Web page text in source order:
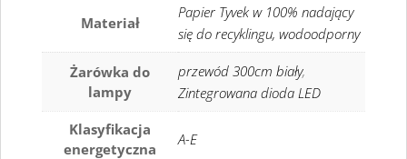
Materiał
Papier Tyvek w 100% nadający
się do recyklingu, wodoodporny
Żarówka do
lampy
przewód 300cm biały,
Zintegrowana dioda LED
Klasyfikacja
energetyczna
A-E